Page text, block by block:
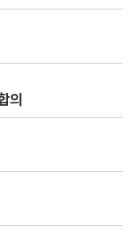
의